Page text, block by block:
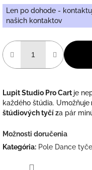
Jednotková
cena:
Len po dohode -
našich kontaktov
Lupit Studio Pro Cart je
každého štúdia. Umožňuje
štúdiových tyčí za pár
Možnosti doručenia
Kategória: Pole Dance tyče